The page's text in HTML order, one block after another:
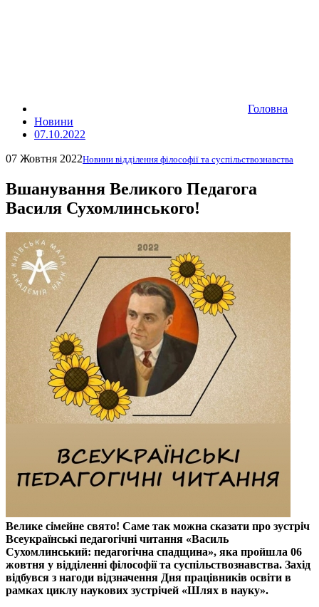
Головна
Новини
07.10.2022
07 Жовтня 2022Новини відділення філософії та суспільствознавства
Вшанування Великого Педагога
Василя Сухомлинського!
Велике сімейне свято! Саме так можна сказати про зустріч
Всеукраїнські педагогічні читання «Василь
Сухомлинський: педагогічна спадщина», яка пройшла 06
жовтня у відділенні філософії та суспільствознавства. Захід
відбувся з нагоди відзначення Дня працівників освіти в
рамках циклу наукових зустрічей «Шлях в науку».